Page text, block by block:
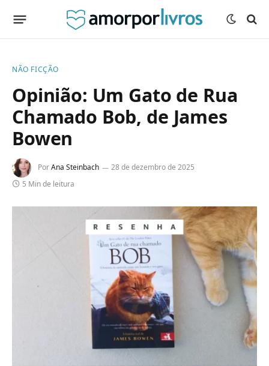
NÃO FICÇÃO
Opinião: Um Gato de Rua
Chamado Bob, de James
Bowen
PorAna Steinbach
28 de dezembro de 2025
5 Min de leitura